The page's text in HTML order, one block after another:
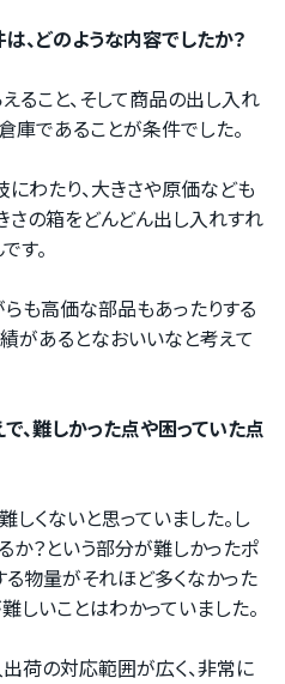
どのような内容でしたか？
ること、そして商品の出し入れ
庫であることが条件でした。
わたり、大きさや原価なども
さの箱をどんどん出し入れすれ
す。
も高価な部品もあったりする
があるとなおいいなと考えて
難しかった点や困っていた点
しくないと思っていました。し
か？という部分が難しかったポ
る物量がそれほど多くなかった
しいことはわかっていました。
荷の対応範囲が広く、非常に